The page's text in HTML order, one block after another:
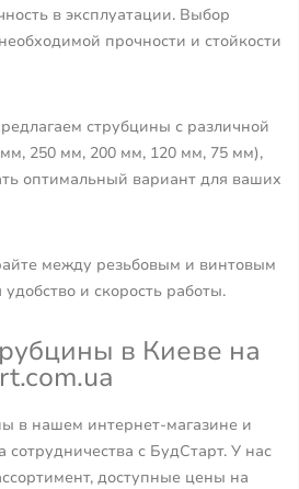
в эксплуатации. Выбор
прочности и стойкости
струбцины с различной
250 мм, 200 мм, 120 мм, 75 мм),
оптимальный вариант для ваших
между резьбовым и винтовым
и скорость работы.
в Киеве на
в нашем интернет-магазине и
с БудСтарт. У нас
доступные цены на